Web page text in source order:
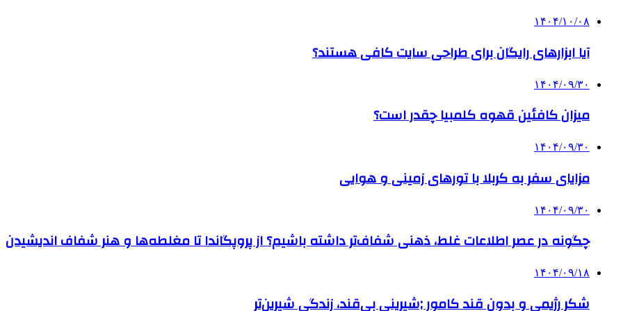
۱۴۰۴/۱۰/۰۸
آیا ابزارهای رایگان برای طراحی سایت کافی هستند؟
۱۴۰۴/۰۹/۳۰
میزان کافئین قهوه کلمبیا چقدر است؟
۱۴۰۴/۰۹/۳۰
مزایای سفر به کربلا با تورهای زمینی و هوایی
۱۴۰۴/۰۹/۳۰
چگونه در عصر اطلاعات غلط، ذهنی شفاف‌تر داشته باشیم؟ از پروپگاندا تا مغلطه‌ها و هنر شفاف اندیشیدن
۱۴۰۴/۰۹/۱۸
شکر رژیمی و بدون قند کامور ;شیرینی بی‌قند، زندگی شیرین‌تر